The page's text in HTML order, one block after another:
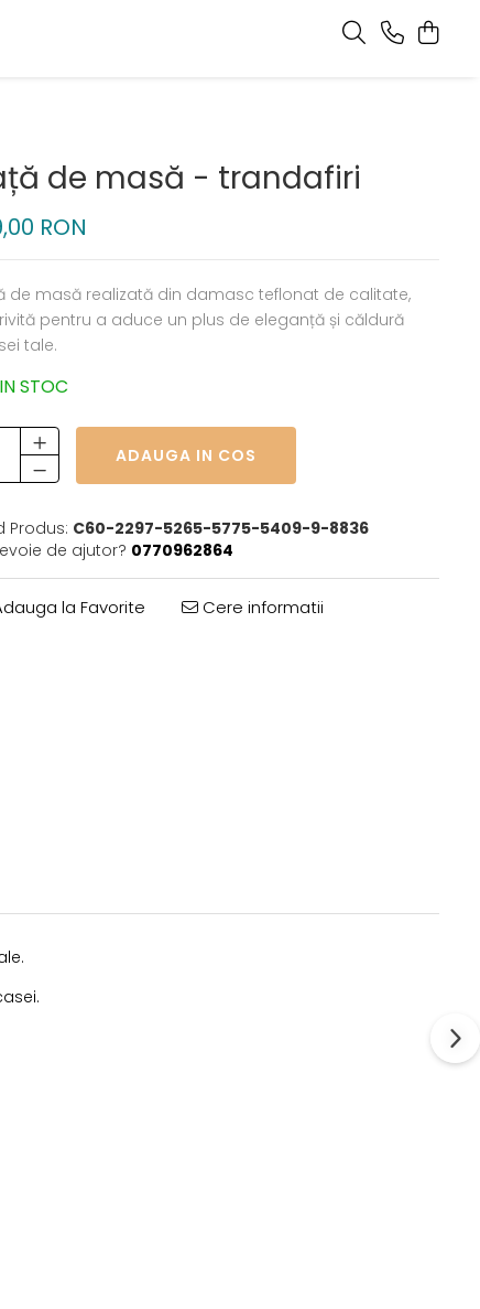
de masă - trandafiri
RON
de masă realizată din damasc teflonat de calitate,
pentru a aduce un plus de eleganță și căldură
tale.
IN STOC
ADAUGA IN COS
Produs: C60-2297-5265-5775-5409-9-8836
de ajutor? 0770962864
la Favorite Cere informatii